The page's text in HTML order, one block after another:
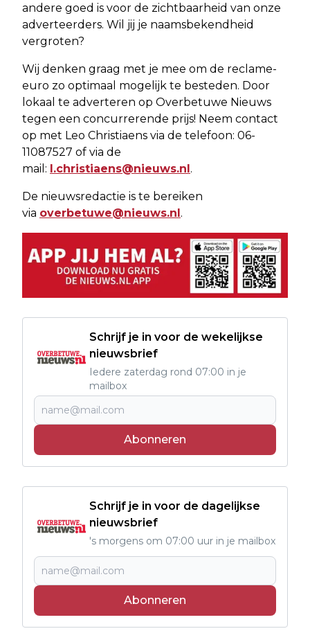
andere goed is voor de zichtbaarheid van onze
adverteerders. Wil jij je naamsbekendheid
vergroten?
Wij denken graag met je mee om de reclame-
euro zo optimaal mogelijk te besteden. Door
lokaal te adverteren op Overbetuwe Nieuws
tegen een concurrerende prijs! Neem contact
op met Leo Christiaens via de telefoon: 06-
11087527 of via de
mail: l.christiaens@nieuws.nl.
De nieuwsredactie is te bereiken
via overbetuwe@nieuws.nl.
Schrijf je in voor de wekelijkse
nieuwsbrief
Iedere zaterdag rond 07:00 in je
mailbox
Abonneren
Schrijf je in voor de dagelijkse
nieuwsbrief
's morgens om 07:00 uur in je mailbox
Abonneren